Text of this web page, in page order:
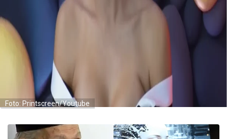
Foto: Printscreen/Youtube